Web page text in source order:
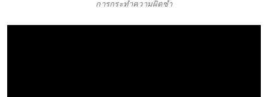
การกระทำความผิดซ้ำ